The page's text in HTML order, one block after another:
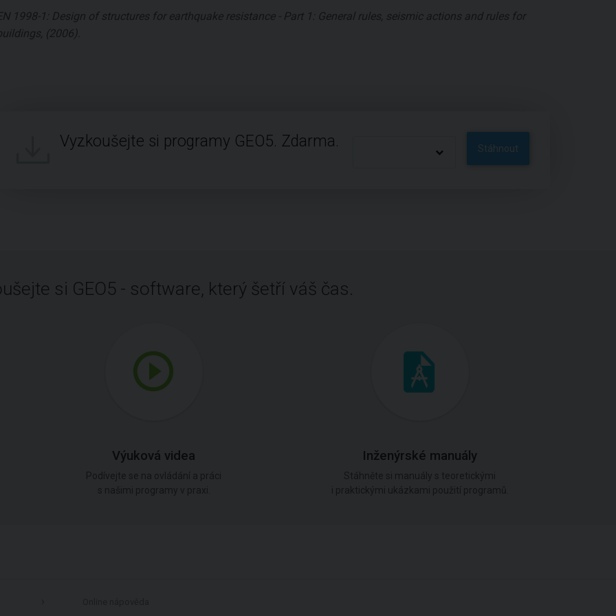
1998-1: Design of structures for earthquake resistance - Part 1: General rules, seismic actions and rules for
(2006).
Vyzkoušejte si programy GEO5. Zdarma. Stáhnout
si GEO5 - software, který šetří váš čas.
Výuková videa Inženýrské manuály